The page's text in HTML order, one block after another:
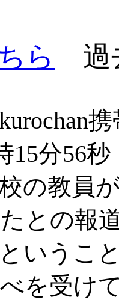
ら 過
15分56秒
の教員
との報
いうこ
を受け